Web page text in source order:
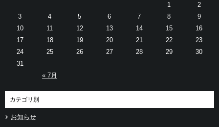
« 7月
1
2
3
4 5 6 7 8
9
10
11 12 13 14 15
16
17
18 19 20 21 22
23
24
25 26 27 28 29
30
31
カテゴリ別
お知らせ